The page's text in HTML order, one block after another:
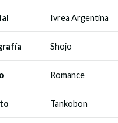
Ivrea Argentina
Shojo
Romance
Tankobon